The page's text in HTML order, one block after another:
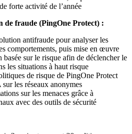
forte activité de l’année
fraude (PingOne Protect) :
antifraude pour analyser les
comportements, puis mise en œuvre
basée sur le risque afin de déclencher le
les situations à haut risque
de risque de PingOne Protect
les réseaux anonymes
sur les menaces grâce à
avec des outils de sécurité